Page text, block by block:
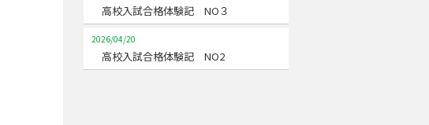
高校入試合格体験記 NO３
2026/04/20
高校入試合格体験記 NO2